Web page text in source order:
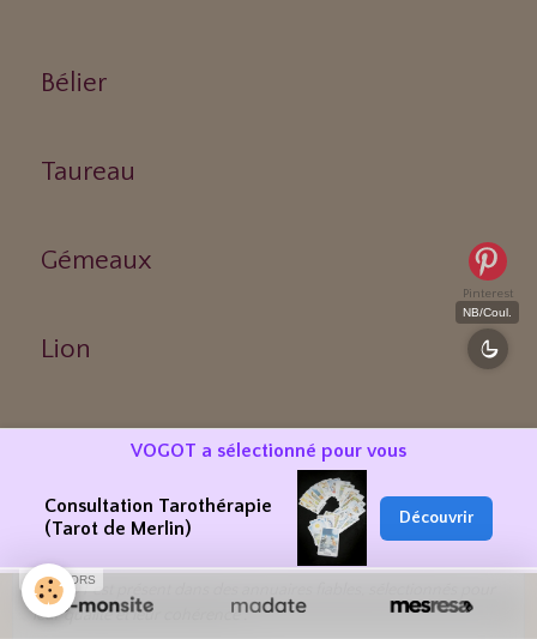
Bélier
Taureau
Gémeaux
Lion
Vierge
RÉFÉRENCEMENT & PRÉSENCE WEB
VOGOT est présent dans des annuaires fiables, sélectionnés pour
leur qualité et leur cohérence :
Pinterest
NB/Coul.
VOGOT a sélectionné pour vous
Consultation Tarothérapie
(Tarot de Merlin)
Découvrir
SPONSORS